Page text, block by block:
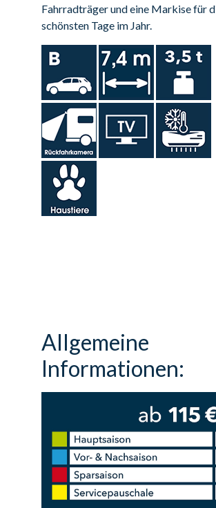
Fahrradträger und eine Markise für
schönsten Tage im Jahr.
Allgemeine
Informationen: